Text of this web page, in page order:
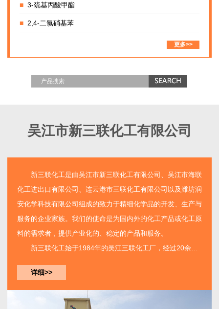
■3-巯基丙酸甲酯
■ 2,4-二氯硝基苯
更多>>
吴江市新三联化工有限公司
新三联化工是由吴江市新三联化工有限公司
、吴江市海联
化工进出口有限公司、连云港市三联化工有限公司以及潍坊润
安化学科技有限公司组成的致力于精细化学品的开发、生产与
服务的企业家族。我们的使命是为国内外的化工产品或化工原
料的需求者，提供产业化的、稳定的产品和服务。
新三联化工始于1984年的吴江三联化工厂，经过20余年
基地集开发、生产、服务...
详细>>